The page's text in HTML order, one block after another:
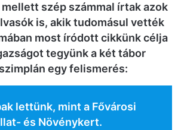
szép számmal írtak azok
is, akik tudomásul vették
most íródott cikkünk célja
tegyünk a két tábor
egy felismerés:
lettünk, mint a Fővárosi
és Növénykert.